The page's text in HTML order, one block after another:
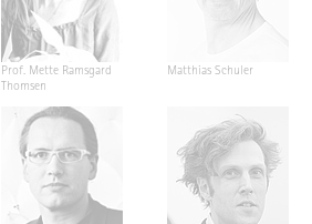
Prof. Mette Ramsgard
Thomsen
Matthias Schuler